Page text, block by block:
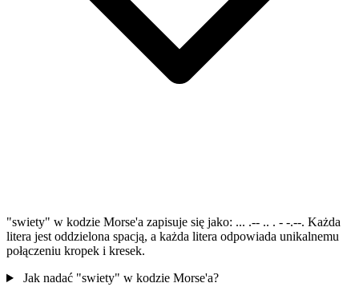
"swiety" w kodzie Morse'a zapisuje się jako: ... .-- .. . - -.--. Każda
litera jest oddzielona spacją, a każda litera odpowiada unikalnemu
połączeniu kropek i kresek.
Jak nadać "swiety" w kodzie Morse'a?